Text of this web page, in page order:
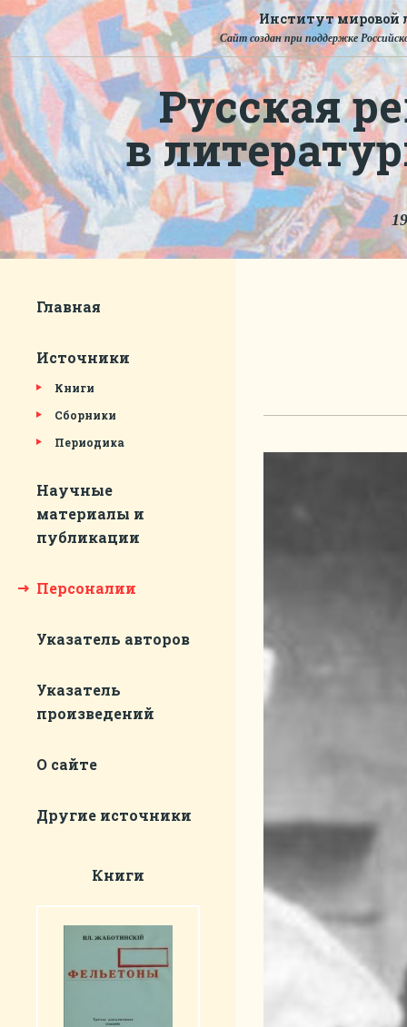
Институт мировой
Сайт создан при поддержке
Русская
в
Главная
Источники
Книги
Сборники
Периодика
Научные
материалы и
публикации
Персоналии
Указатель авторов
Указатель
произведений
О сайте
Другие источники
Книги